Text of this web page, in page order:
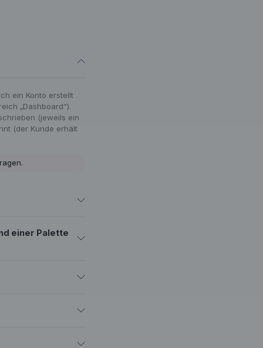
ein Konto erstellt
„Dashboard“).
(jeweils ein
(der Kunde erhält
einer Palette